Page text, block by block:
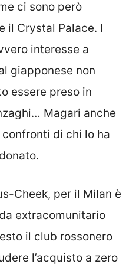
ci sono però
il Crystal Palace. I
interesse a
giapponese non
essere preso in
Magari anche
di chi lo ha
Cheek, per il Milan è
extracomunitario
il club rossonero
l’acquisto a zero